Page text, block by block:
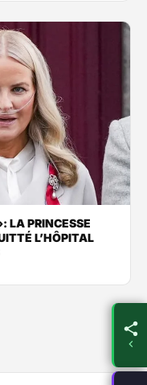
LA PRINCESSE
L’HÔPITAL